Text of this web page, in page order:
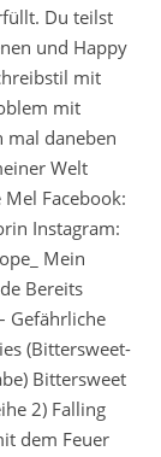
Du teilst
und Happy
mit
mit
mal daneben
Welt
Facebook:
Instagram:
Mein
Bereits
Gefährliche
(Bittersweet-
Bittersweet
2) Falling
dem Feuer